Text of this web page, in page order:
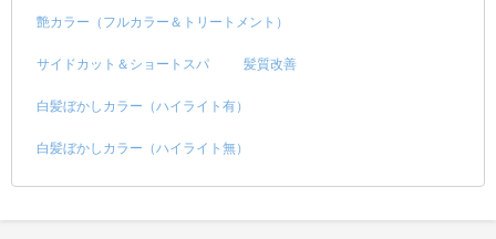
艶カラー（フルカラー＆トリートメント）
サイドカット＆ショートスパ 髪質改善
白髪ぼかしカラー（ハイライト有）
白髪ぼかしカラー（ハイライト無）